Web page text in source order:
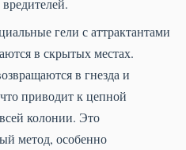
гели с аттрактантами
в скрытых местах.
в гнезда и
приводит к цепной
колонии. Это
метод, особенно